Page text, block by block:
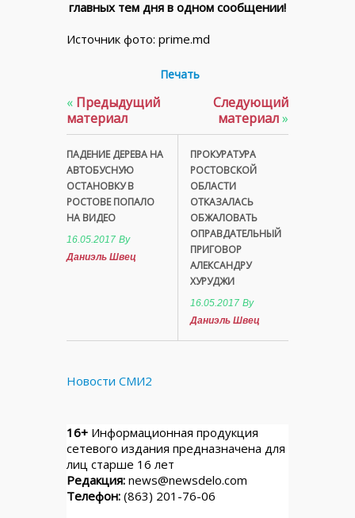
главных тем дня в одном сообщении!
Источник фото: prime.md
Печать
« Предыдущий
материал
ПАДЕНИЕ ДЕРЕВА НА
АВТОБУСНУЮ
ОСТАНОВКУ В
РОСТОВЕ ПОПАЛО
НА ВИДЕО
16.05.2017 By
Даниэль Швец
Следующий
материал»
ПРОКУРАТУРА
РОСТОВСКОЙ
ОБЛАСТИ
ОТКАЗАЛАСЬ
ОБЖАЛОВАТЬ
ОПРАВДАТЕЛЬНЫЙ
ПРИГОВОР
АЛЕКСАНДРУ
ХУРУДЖИ
16.05.2017 By
Даниэль Швец
Новости СМИ2
16+ Информационная продукция
сетевого издания предназначена для
лиц старше 16 лет
Редакция: news@newsdelo.com
Телефон: (863) 201-76-06